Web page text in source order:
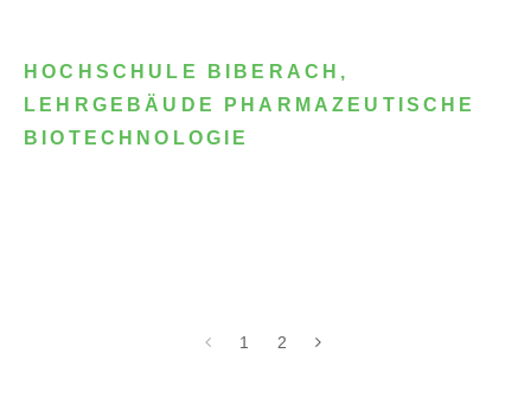
HOCHSCHULE BIBERACH,
LEHRGEBÄUDE PHARMAZEUTISCHE
BIOTECHNOLOGIE
1 2